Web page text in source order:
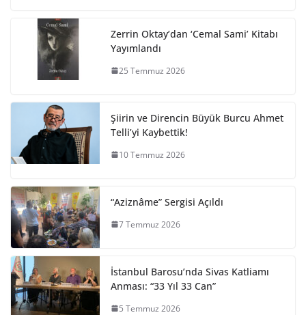
Zerrin Oktay’dan ‘Cemal Sami’ Kitabı
Yayımlandı
25 Temmuz 2026
Şiirin ve Direncin Büyük Burcu Ahmet
Telli’yi Kaybettik!
10 Temmuz 2026
“Aziznâme” Sergisi Açıldı
7 Temmuz 2026
İstanbul Barosu’nda Sivas Katliamı
Anması: “33 Yıl 33 Can”
5 Temmuz 2026